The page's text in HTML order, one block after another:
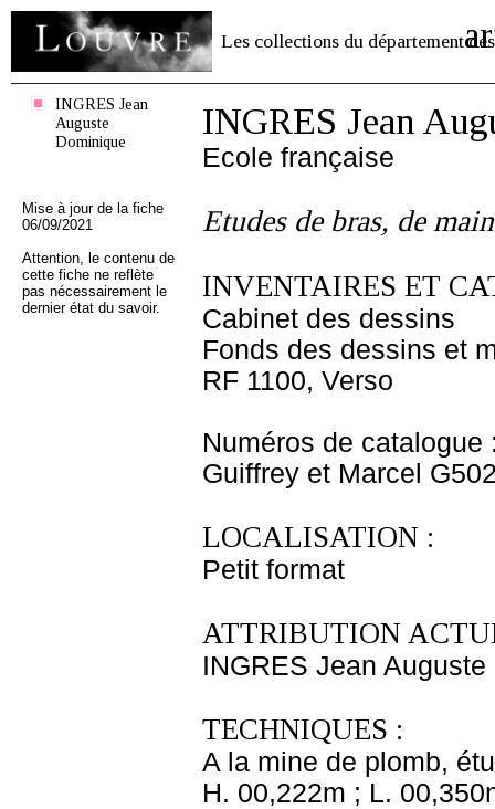
Les collections du département des
INGRES Jean
Auguste
Dominique
Mise à jour de la fiche
06/09/2021
Attention, le contenu de
cette fiche ne reflète
pas nécessairement le
dernier état du savoir.
INGRES Jean
Ecole française
Etudes de bras, de
INVENTAIRES ET
Cabinet des dessins
Fonds des dessins et
RF 1100, Verso
Numéros de catalogue
Guiffrey et Marcel
LOCALISATION :
Petit format
ATTRIBUTION
INGRES Jean
TECHNIQUES :
A la mine de plomb,
H. 00,222m ; L.